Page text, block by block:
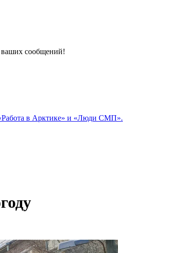
ваших сообщений!
в Арктике» и «Люди СМП».